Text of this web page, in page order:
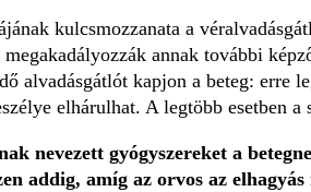
kulcsmozzanata a
annak további
alvadásgátlót kapjon a beteg: erre
elhárulhat. A legtöbb esetben
nevezett gyógyszereket a
addig, amíg az orvos az